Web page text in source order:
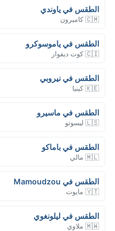
الطقس في ياوندي
🇨🇲 كاميرون
الطقس في ياموسوكرو
🇨🇮 كوت ديفوار
الطقس في نيروبي
🇰🇪 كينيا
الطقس في ماسيرو
🇱🇸 ليسوتو
الطقس في باماكو
🇲🇱 مالي
الطقس في Mamoudzou
🇾🇹 مايوت
الطقس في ليلونغوي
🇲🇼 ملاوي